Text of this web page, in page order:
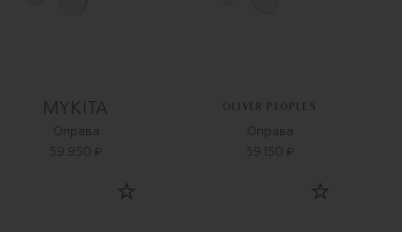
Оправа
59 950 ₽
OLIVER PEOPLES
Оправа
59 150 ₽